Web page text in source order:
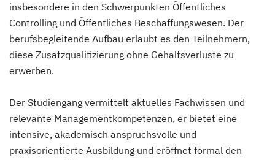
insbesondere in den Schwerpunkten Öffentliches
Controlling und Öffentliches Beschaffungswesen. Der
berufsbegleitende Aufbau erlaubt es den Teilnehmern,
diese Zusatzqualifizierung ohne Gehaltsverluste zu
erwerben.
Der Studiengang vermittelt aktuelles Fachwissen und
relevante Managementkompetenzen, er bietet eine
intensive, akademisch anspruchsvolle und
praxisorientierte Ausbildung und eröffnet formal den